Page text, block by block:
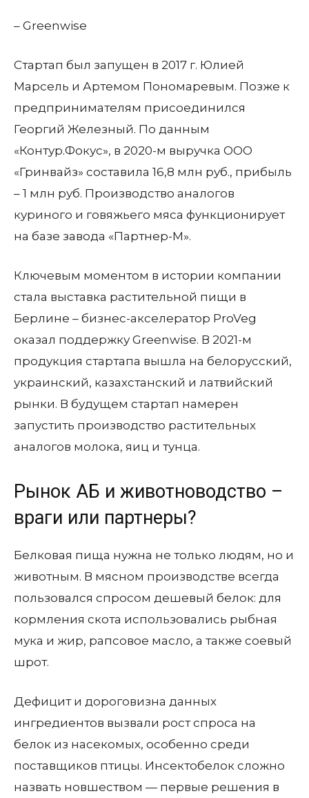
– Greenwise
Стартап был запущен в 2017 г. Юлией
Марсель и Артемом Пономаревым. Позже к
предпринимателям присоединился
Георгий Железный. По данным
«Контур.Фокус», в 2020-м выручка ООО
«Гринвайз» составила 16,8 млн руб., прибыль
– 1 млн руб. Производство аналогов
куриного и говяжьего мяса функционирует
на базе завода «Партнер-М».
Ключевым моментом в истории компании
стала выставка растительной пищи в
Берлине – бизнес-акселератор ProVeg
оказал поддержку Greenwise. В 2021-м
продукция стартапа вышла на белорусский,
украинский, казахстанский и латвийский
рынки. В будущем стартап намерен
запустить производство растительных
аналогов молока, яиц и тунца.
Рынок АБ и животноводство –
враги или партнеры?
Белковая пища нужна не только людям, но и
животным. В мясном производстве всегда
пользовался спросом дешевый белок: для
кормления скота использовались рыбная
мука и жир, рапсовое масло, а также соевый
шрот.
Дефицит и дороговизна данных
ингредиентов вызвали рост спроса на
белок из насекомых, особенно среди
поставщиков птицы. Инсектобелок сложно
назвать новшеством — первые решения в